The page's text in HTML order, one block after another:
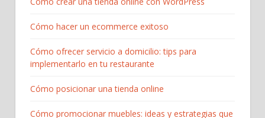
Cómo hacer un ecommerce exitoso
Cómo ofrecer servicio a domicilio: tips para
implementarlo en tu restaurante
Cómo posicionar una tienda online
Cómo promocionar muebles: ideas y estrategias que